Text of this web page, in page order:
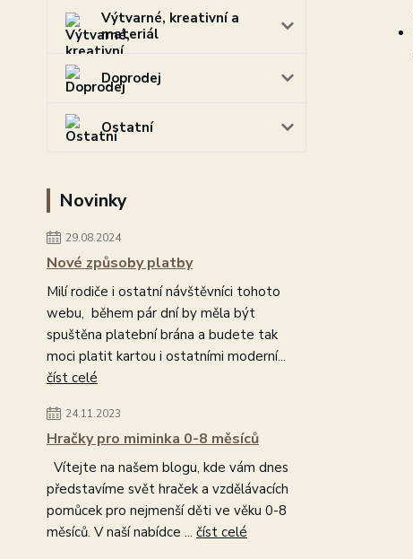
Výtvarné, kreativní a
materiál
Doprodej
Ostatní
Novinky
29.08.2024
Nové způsoby platby
Milí rodiče i ostatní návštěvníci tohoto
webu, během pár dní by měla být
spuštěna platební brána a budete tak
moci platit kartou i ostatními moderní...
číst celé
24.11.2023
Hračky pro miminka 0-8 měsíců
Vítejte na našem blogu, kde vám dnes
představíme svět hraček a vzdělávacích
pomůcek pro nejmenší děti ve věku 0-8
měsíců. V naší nabídce ... číst celé